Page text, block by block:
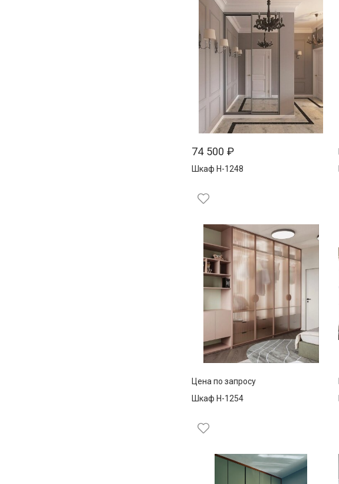
74 500 ₽
Шкаф Н-1248
Цена по запросу
Шкаф Н-1254